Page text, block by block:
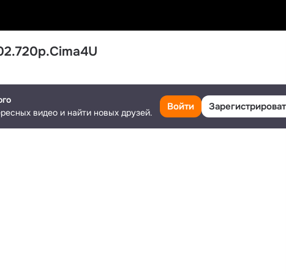
Поделиться Ещё
видео и найти новых друзей.
Войти